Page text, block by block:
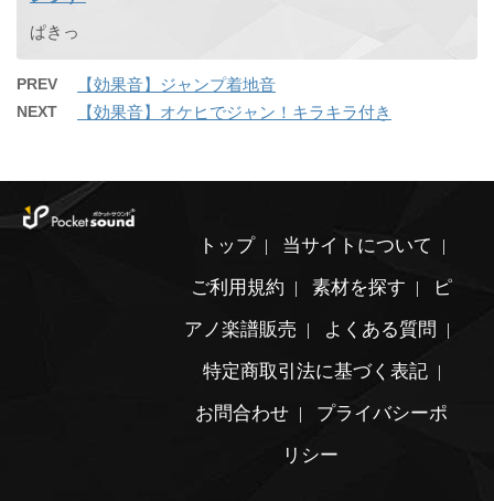
ぱきっ
PREV 【効果音】ジャンプ着地音
NEXT 【効果音】オケヒでジャン！キラキラ付き
トップ
当サイトについて
ご利用規約
素材を探す
ピ
アノ楽譜販売
よくある質問
特定商取引法に基づく表記
お問合わせ
プライバシーポ
リシー